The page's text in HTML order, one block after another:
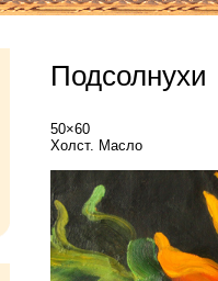
Подсолнухи
50×60
Холст. Масло